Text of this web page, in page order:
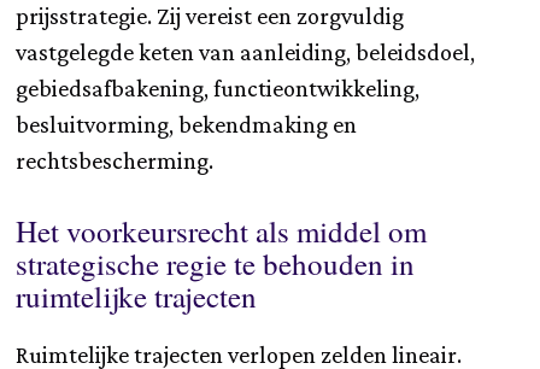
prijsstrategie. Zij vereist een zorgvuldig
vastgelegde keten van aanleiding, beleidsdoel,
gebiedsafbakening, functieontwikkeling,
besluitvorming, bekendmaking en
rechtsbescherming.
Het voorkeursrecht als middel om
strategische regie te behouden in
ruimtelijke trajecten
Ruimtelijke trajecten verlopen zelden lineair.